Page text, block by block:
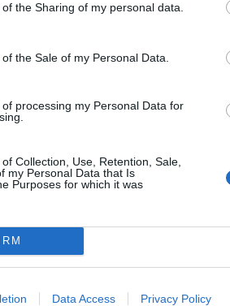
the Sharing of my personal data.
the Sale of my Personal Data.
processing my Personal Data for
Collection, Use, Retention, Sale,
my Personal Data that Is
Purposes for which it was
Data Access Privacy Policy